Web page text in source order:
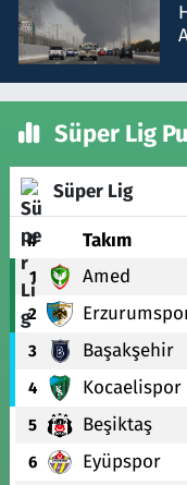
Süper Lig
Süper Lig
# Takım
1 Amed
2
3 Başakşehir
4 Kocaelispor
5 Beşiktaş
6 Eyüpspor